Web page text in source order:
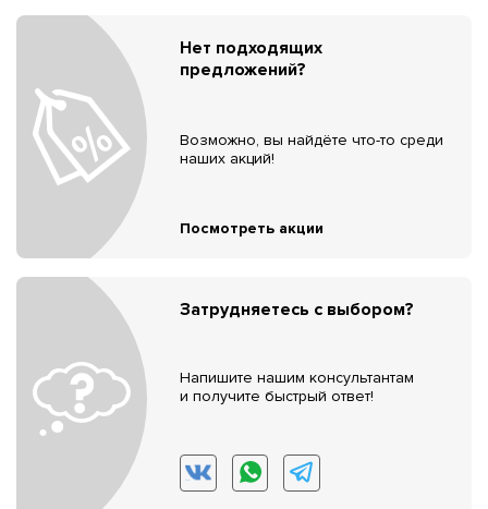
Нет подходящих
предложений?
Возможно, вы найдёте что-то среди
наших акций!
Посмотреть акции
Затрудняетесь с выбором?
Напишите нашим консультантам
и получите быстрый ответ!